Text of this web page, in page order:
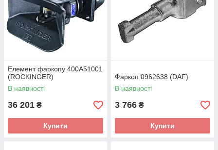
Елемент фаркопу 400A51001
(ROCKINGER)
В наявності
36 201 ₴
Купити
Фаркоп 0962638 (DAF)
В наявності
3 766 ₴
Купити